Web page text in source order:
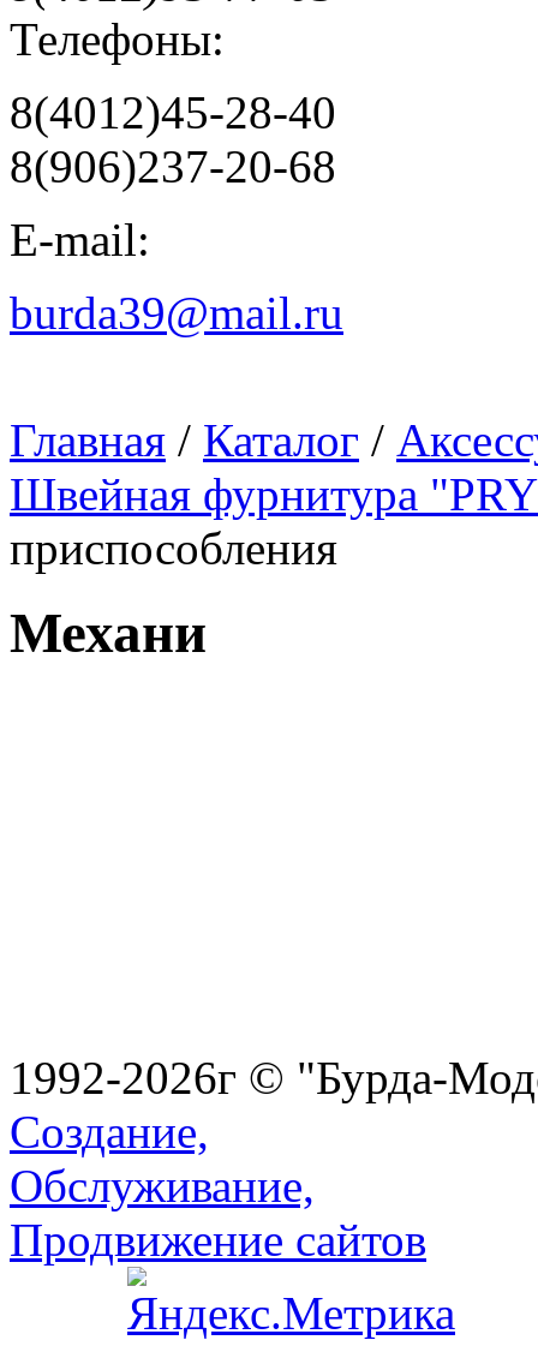
Телефоны:
8(4012)45-28-40
8(906)237-20-68
E-mail:
burda39@mail.ru
Главная / Каталог /
Швейная фурнитура
приспособления
Механи
1992-2026г © "Бурда-
Создание,
Обслуживание,
Продвижение сайтов